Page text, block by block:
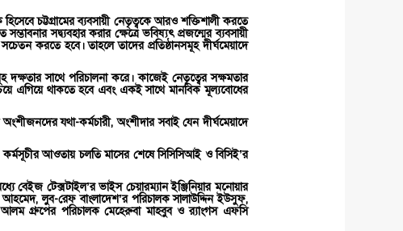
চট্টগ্রামের ব্যবসায়ী নেতৃত্বকে আরও শক্তিশালী করতে
সদ্ব্যবহার করার ক্ষেত্রে ভবিষ্যৎ প্রজন্মের ব্যবসায়ী
করতে হবে। তাহলে তাদের প্রতিষ্ঠানসমূহ দীর্ঘমেয়াদে
দক্ষতার সাথে পরিচালনা করে। কাজেই নেতৃত্বের সক্ষমতার
এগিয়ে থাকতে হবে এবং একই সাথে মানবিক মূল্যবোধের
যথা-কর্মচারী, অংশীদার সবাই যেন দীর্ঘমেয়াদে
আওতায় চলতি মাসের শেষে সিসিসিআই ও বিসিই’র
বেইজ টেক্সটাইল’র ভাইস চেয়ারম্যান ইঞ্জিনিয়ার মনোয়ার
আহমেদ, লুব-রেফ বাংলাদেশ’র পরিচালক সালাউদ্দিন ইউসুফ,
গ্রুপের পরিচালক মেহেরুবা মাহবুব ও র‌্যাংগস এফসি